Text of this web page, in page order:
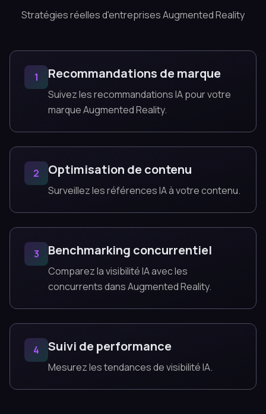
Stratégies réelles d'entreprises Augmented Reality
1 Recommandations de marque
Suivez les recommandations IA pour votre
marque Augmented Reality.
2 Optimisation de contenu
Surveillez les références IA à votre contenu.
3 Benchmarking concurrentiel
Comparez la visibilité IA avec les
concurrents dans Augmented Reality.
4 Suivi de performance
Mesurez les tendances de visibilité IA.